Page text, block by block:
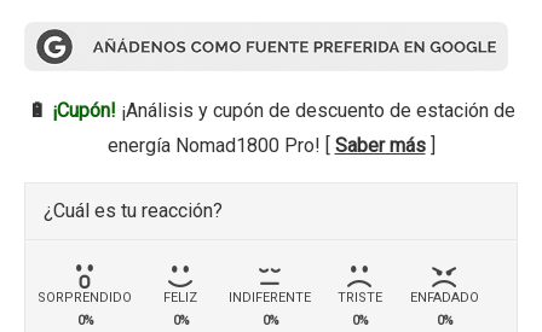
🔋 ¡Cupón! ¡Análisis y cupón de descuento de estación de
energía Nomad1800 Pro! [ Saber más]
¿Cuál es tu reacción?
SORPRENDIDO
0%
FELIZ
0%
INDIFERENTE
0%
TRISTE
0%
ENFADADO
0%